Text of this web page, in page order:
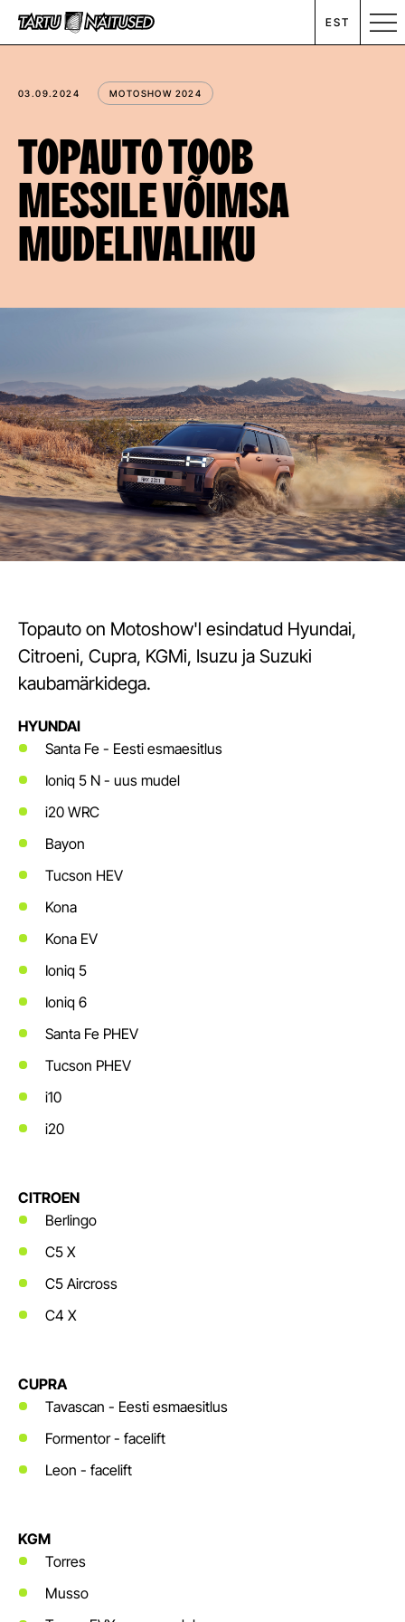
MESSIKALENDER
RENT
ETTEVÕTTEST
UUDISED
KONTAKT
EST
03.09.2024 MOTOSHOW 2024
TOPAUTO TOOB
MESSILE VÕIMSA
MUDELIVALIKU
Topauto on Motoshow'l esindatud Hyundai,
Citroeni, Cupra, KGMi, Isuzu ja Suzuki
kaubamärkidega.
HYUNDAI
Santa Fe - Eesti esmaesitlus
Ioniq 5 N - uus mudel
i20 WRC
Bayon
Tucson HEV
Kona
Kona EV
Ioniq 5
Ioniq 6
Santa Fe PHEV
Tucson PHEV
i10
i20
CITROEN
Berlingo
C5 X
C5 Aircross
C4 X
CUPRA
Tavascan - Eesti esmaesitlus
Formentor - facelift
Leon - facelift
KGM
Torres
Musso